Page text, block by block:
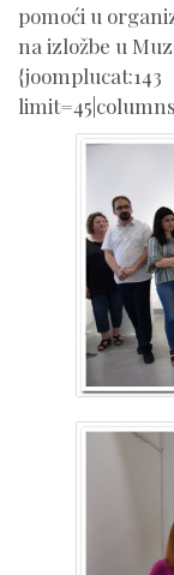
pomoći u
na izložbe u
{joomplucat:143